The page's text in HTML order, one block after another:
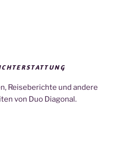
Reiseberichte und andere
von Duo Diagonal.